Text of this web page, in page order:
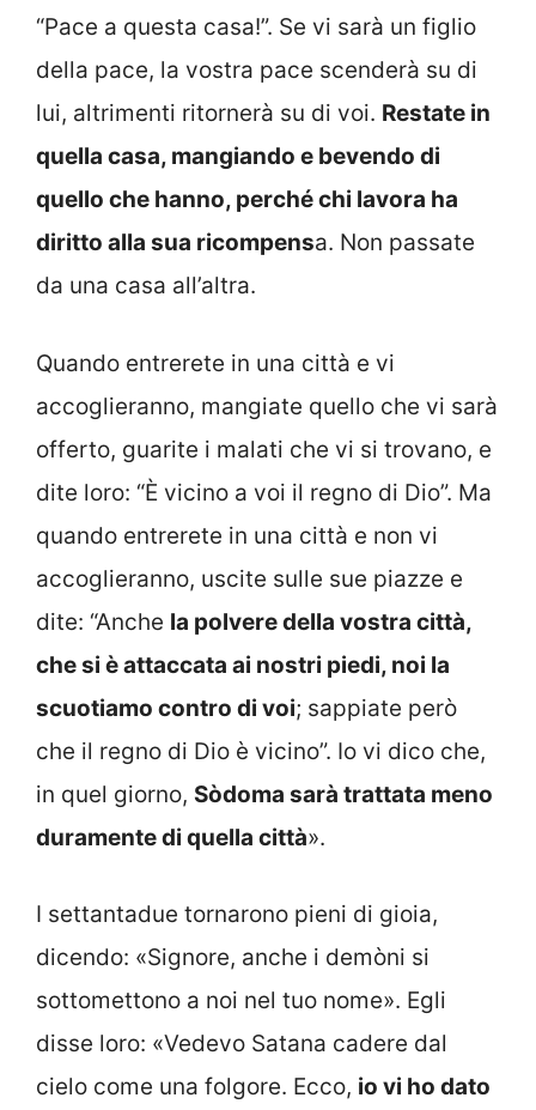
“Pace a questa casa!”. Se vi sarà un figlio
della pace, la vostra pace scenderà su di
lui, altrimenti ritornerà su di voi. Restate in
quella casa, mangiando e bevendo di
quello che hanno, perché chi lavora ha
diritto alla sua ricompensa. Non passate
da una casa all’altra.
Quando entrerete in una città e vi
accoglieranno, mangiate quello che vi sarà
offerto, guarite i malati che vi si trovano, e
dite loro: “È vicino a voi il regno di Dio”. Ma
quando entrerete in una città e non vi
accoglieranno, uscite sulle sue piazze e
dite: “Anche la polvere della vostra città,
che si è attaccata ai nostri piedi, noi la
scuotiamo contro di voi; sappiate però
che il regno di Dio è vicino”. Io vi dico che,
in quel giorno, Sòdoma sarà trattata meno
duramente di quella città».
I settantadue tornarono pieni di gioia,
dicendo: «Signore, anche i demòni si
sottomettono a noi nel tuo nome». Egli
disse loro: «Vedevo Satana cadere dal
cielo come una folgore. Ecco, io vi ho dato